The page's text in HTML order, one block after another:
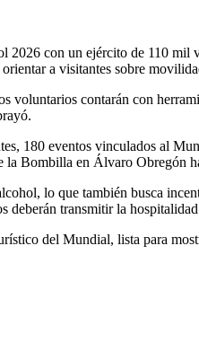
con un ejército de 110
a visitantes sobre
contarán con
180 eventos vinculados al
la Bombilla en Álvaro
lo que también busca
transmitir la
del Mundial, lista para